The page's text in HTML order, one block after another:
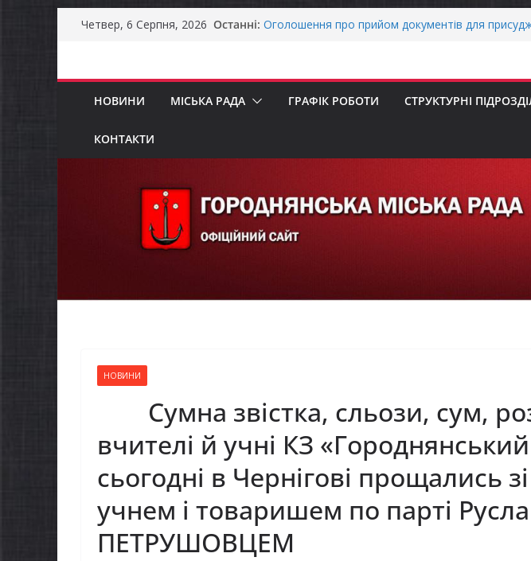
Перейти
Четвер, 6 Серпня, 2026 Останні:
Останніми днями погода випробовує жителів
справжньою літньою спекою
Продовжується реалізація програми «Діалог
НОВИНИ МІСЬКА РАДА ГРАФІК РОБОТИ СТРУКТУРНІ
КОНТАКТИ
НОВИНИ
Сумна звістка, сльози, сум,
вчителі й учні КЗ
сьогодні в Чернігові прощались
учнем і товаришем по парті
ПЕТРУШОВЦЕМ